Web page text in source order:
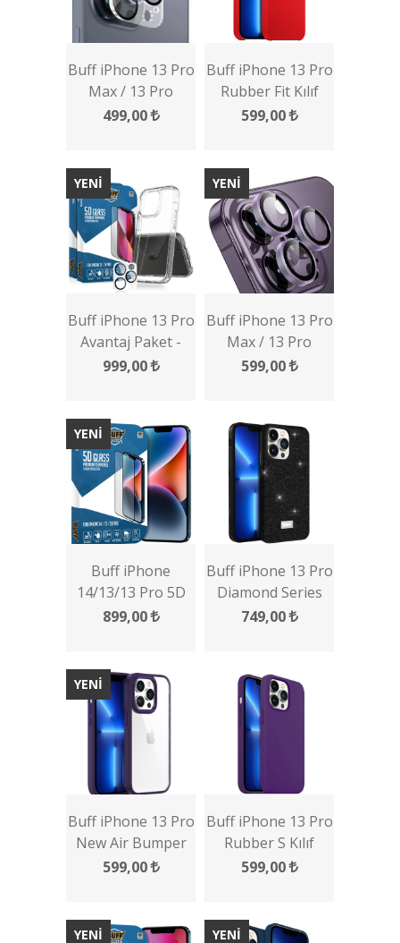
Buff iPhone 13 Pro
Max / 13 Pro
Kamera Lens
499,00
Buff iPhone 13 Pro
Rubber Fit Kılıf
599,00
YENİ
Buff iPhone 13 Pro
Avantaj Paket -
2x5D Ekran
Koruyucu
999,00
YENİ
Buff iPhone 13 Pro
Max / 13 Pro
Kamera Metal Lens
599,00
YENİ
Buff iPhone
14/13/13 Pro 5D
Glass Ekran
899,00
Buff iPhone 13 Pro
Diamond Series
Kılıf
749,00
YENİ
Buff iPhone 13 Pro
New Air Bumper
Kılıf
599,00
Buff iPhone 13 Pro
Rubber S Kılıf
599,00
YENİ YENİ